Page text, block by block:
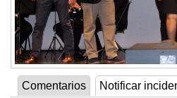
Comentarios Notificar